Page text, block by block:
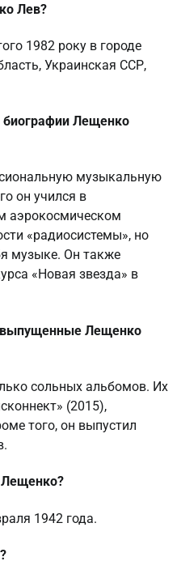
Лев?
1982 року в городе
Украинская ССР,
биографии Лещенко
музыкальную
он учился в
аэрокосмическом
«радиосистемы», но
музыке. Он также
«Новая звезда» в
Лещенко
сольных альбомов. Их
(2015),
того, он выпустил
Лещенко?
1942 года.